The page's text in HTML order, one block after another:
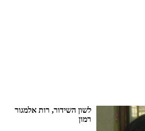
לשון השידור, רות אלמגור
רמון